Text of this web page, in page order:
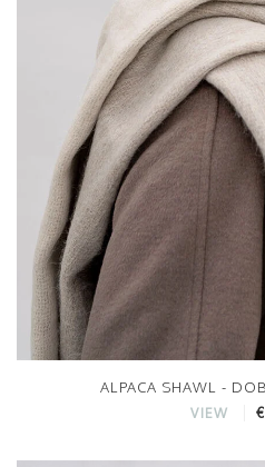
ALPACA SHAWL -
VIEW